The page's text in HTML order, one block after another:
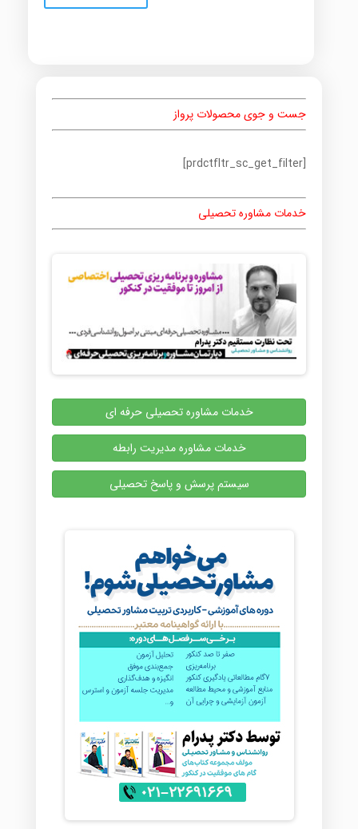
جست و جوی محصولات پرواز
[prdctfltr_sc_get_filter]
خدمات مشاوره تحصیلی
خدمات مشاوره تحصیلی حرفه ای
خدمات مشاوره مدیریت رابطه
سیستم پرسش و پاسخ تحصیلی